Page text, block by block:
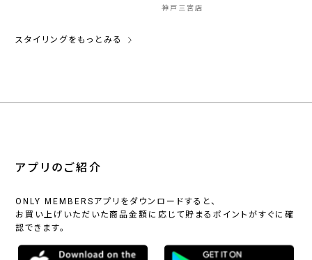
神戸三宮店
スタイリングをもっとみる
アプリのご紹介
ONLY MEMBERSアプリをダウンロードすると、
お買い上げいただいた商品金額に応じて貯まるポイントがすぐに確
認できます。